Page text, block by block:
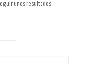
unos resultados